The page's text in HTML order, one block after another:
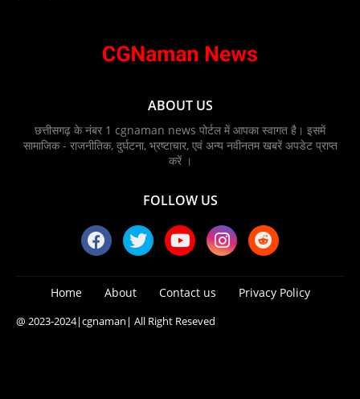
ABOUT US
छत्तीसगढ़ के नंबर 1 cgnaman news पोर्टल में आपका स्वागत है। इसमें
सामाजिक - राजनीतिक, दुर्घटना, भ्रष्टाचार, एवं अन्य नवीनतम खबरें अपडेट प्राप्त
करें ।
FOLLOW US
Home About Contact us Privacy Policy
@ 2023-2024|cgnaman| All Right Reseved